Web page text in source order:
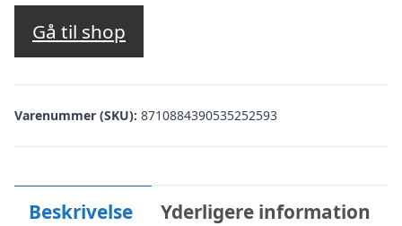
Gå til shop
Varenummer (SKU): 8710884390535252593
Beskrivelse Yderligere information